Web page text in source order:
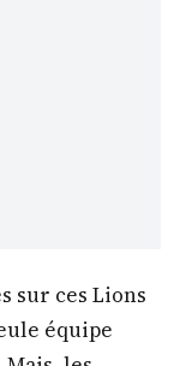
sur ces Lions
équipe